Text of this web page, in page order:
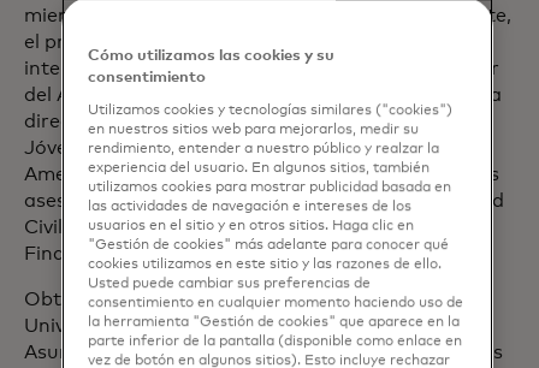
miembro del Consejo de Exportación del Presidente,
el principal comité asesor nacional sobre comercio
internacional. Shamina copreside el Comité Asesor
del Ad Council of America y forma parte de la junta
directiva de la Escuela Ann Richards para Mujeres
Jóvenes Líderes y de la Fundación Asiático-
Americana (TAAF). También es afiliado a las juntas
asesoras de Okta, data.org, La Beca de la Sociedad
Civil del Instituto Aspen y la Iniciativa de Inclusión
Financiera CGAP.
Obtuvo una Licenciatura en Ciencias de la
Universidad Old Dominion y una Maestría en
Asuntos Públicos de la Escuela de Asuntos Públicos
Cómo utilizamos las cookies y su
consentimiento
Utilizamos cookies y tecnologías similares ("cookies")
en nuestros sitios web para mejorarlos, medir su
rendimiento, entender a nuestro público y realzar la
experiencia del usuario. En algunos sitios, también
utilizamos cookies para mostrar publicidad basada en
las actividades de navegación e intereses de los
usuarios en el sitio y en otros sitios. Haga clic en
"Gestión de cookies" más adelante para conocer qué
cookies utilizamos en este sitio y las razones de ello.
Usted puede cambiar sus preferencias de
consentimiento en cualquier momento haciendo uso de
la herramienta "Gestión de cookies" que aparece en la
parte inferior de la pantalla (disponible como enlace en
vez de botón en algunos sitios). Esto incluye rechazar